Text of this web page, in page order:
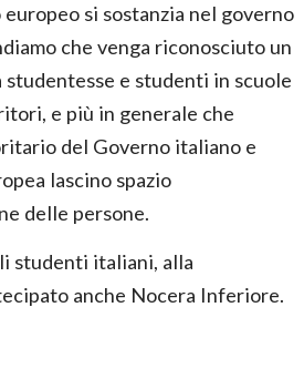
si sostanzia nel governo
che venga riconosciuto un
studentesse e studenti in scuole
e più in generale che
del Governo italiano e
lascino spazio
delle persone.
studenti italiani, alla
anche Nocera Inferiore.